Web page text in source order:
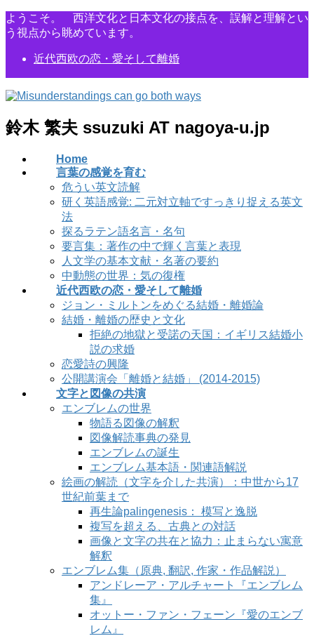
コ
ン
ツ
に
動
ナ
ビ
シ
ョ
に
移
ようこそ。 西洋文化と日本文化の接点を、誤解と理解とい
う視点から眺めています。
近代西欧の恋・愛そして離婚
鈴木 繁夫 ssuzuki AT nagoya-u.jp
Home
言葉の感覚を育む
危うい英文読解
研く英語感覚: 二元対立軸ですっきり捉える英文
法
探るラテン語名言・名句
要言集：著作の中で輝く言葉と表現
人文学の基本文献・名著の要約
中動態の世界：気の復権
近代西欧の恋・愛そして離婚
ジョン・ミルトンをめぐる結婚・離婚論
結婚・離婚の歴史と文化
拒絶の地獄と受諾の天国：イギリス結婚小
説の求婚
恋愛詩の興隆
公開講演会「離婚と結婚」 (2014-2015)
文字と図像の共演
エンブレムの世界
物語る図像の解釈
図像解読事典の発見
エンブレムの誕生
エンブレム基本語・関連語解説
絵画の解読（文字を介した共演）：中世から17
世紀前葉まで
再生論palingenesis： 模写と逸脱
複写を超える、古典との対話
画像と文字の共在と協力：止まらない寓意
解釈
エンブレム集（原典, 翻訳, 作家・作品解説）
アンドレーア・アルチャート『エンブレム
集』
オットー・ファン・フェーン『愛のエンブ
レム』